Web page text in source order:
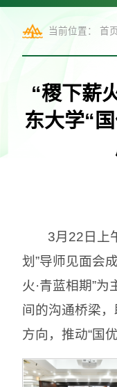
当前位置：首页
“稷下薪
东大学“
3月22日上
划”导师见面会
火·青蓝相期”
间的沟通桥梁
方向，推动“国